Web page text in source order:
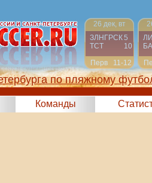
26 дек, вт
ЗЛНГРСК5
ТСТ
10
Перв
11-12
по пляжному
Команды